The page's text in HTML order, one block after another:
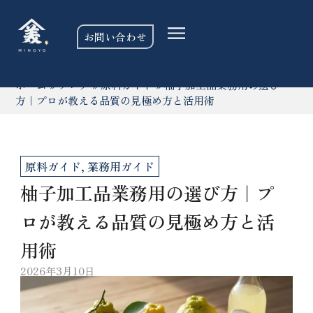
お問い合わせ
ホーム»ブログ»原料ガイド»柚子加工品業務用の選び
方｜プロが教える品質の見極め方と活用術
原料ガイド, 業務用ガイド
柚子加工品業務用の選び方｜プ
ロが教える品質の見極め方と活
用術
2026年3月10日